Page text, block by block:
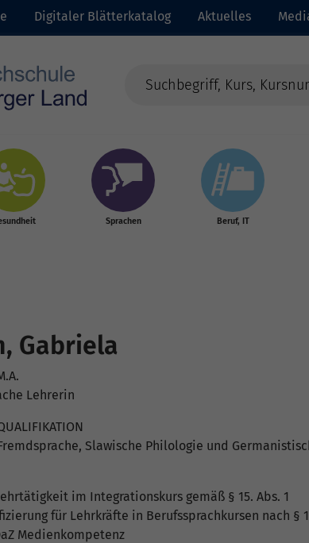
Digitaler Blätterkatalog Aktuelles
Sprachen Beruf, IT
Gabriela
Lehrerin
Slawische Philologie und
im Integrationskurs gemäß § 15. Abs. 1
für Lehrkräfte in Berufssprachkursen nach §
Medienkompetenz